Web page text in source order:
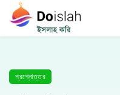
প্রশ্নোত্তর